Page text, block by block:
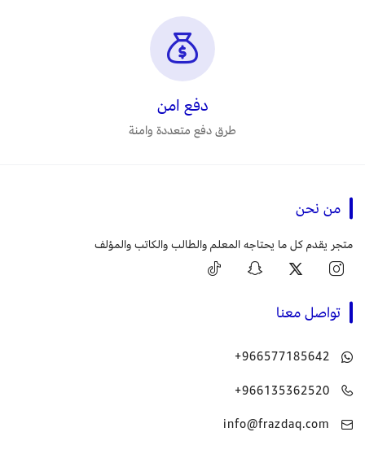
دفع امن
طرق دفع متعددة وامنة
من نحن
متجر يقدم كل ما يحتاجه المعلم والطالب والكاتب والمؤلف
تواصل معنا
+966577185642
+966135362520
info@frazdaq.com